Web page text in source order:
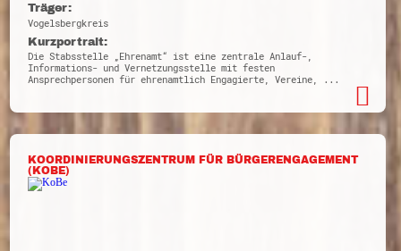
Träger:
Vogelsbergkreis
Kurzportrait:
Die Stabsstelle „Ehrenamt“ ist eine zentrale Anlauf-,
Informations- und Vernetzungsstelle mit festen
Ansprechpersonen für ehrenamtlich Engagierte, Vereine, ...
KOORDINIERUNGSZENTRUM FÜR BÜRGERENGAGEMENT
(KOBE)